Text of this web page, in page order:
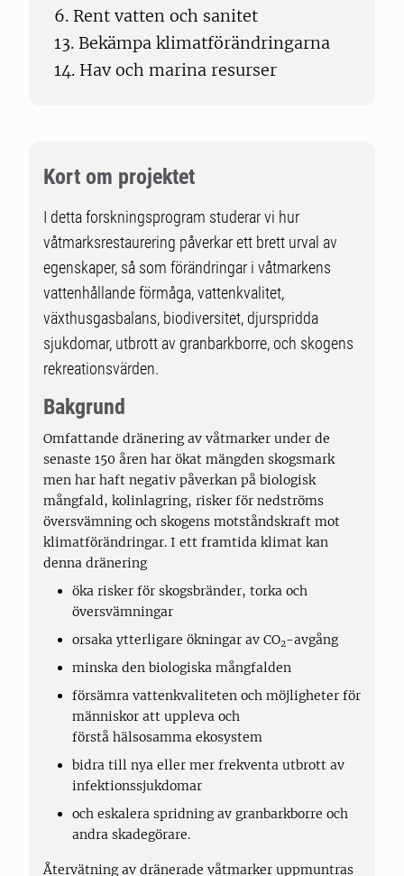
6. Rent vatten och sanitet
13. Bekämpa klimatförändringarna
14. Hav och marina resurser
Kort om projektet
I detta forskningsprogram studerar vi hur
våtmarksrestaurering påverkar ett brett urval av
egenskaper, så som förändringar i våtmarkens
vattenhållande förmåga, vattenkvalitet,
växthusgasbalans, biodiversitet, djurspridda
sjukdomar, utbrott av granbarkborre, och skogens
rekreationsvärden.
Bakgrund
Omfattande dränering av våtmarker under de
senaste 150 åren har ökat mängden skogsmark
men har haft negativ påverkan på biologisk
mångfald, kolinlagring, risker för nedströms
översvämning och skogens motståndskraft mot
klimatförändringar. I ett framtida klimat kan
denna dränering
öka risker för skogsbränder, torka och
översvämningar
orsaka ytterligare ökningar av CO2-avgång
minska den biologiska mångfalden
försämra vattenkvaliteten och möjligheter för
människor att uppleva och
förstå hälsosamma ekosystem
bidra till nya eller mer frekventa utbrott av
infektionssjukdomar
och eskalera spridning av granbarkborre och
andra skadegörare.
Återvätning av dränerade våtmarker uppmuntras